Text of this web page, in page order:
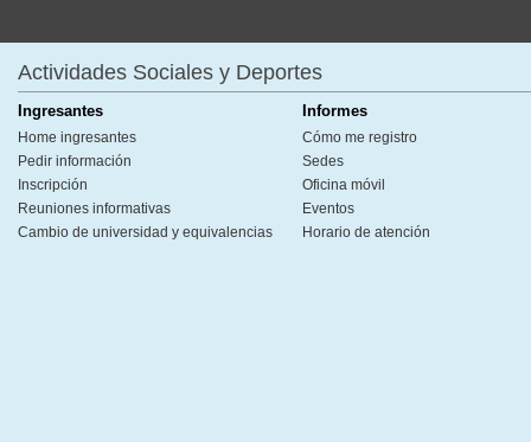
Actividades Sociales y Deportes
Ingresantes
Home ingresantes
Pedir información
Inscripción
Reuniones informativas
Cambio de universidad y equivalencias
Informes
Cómo me registro
Sedes
Oficina móvil
Eventos
Horario de atención